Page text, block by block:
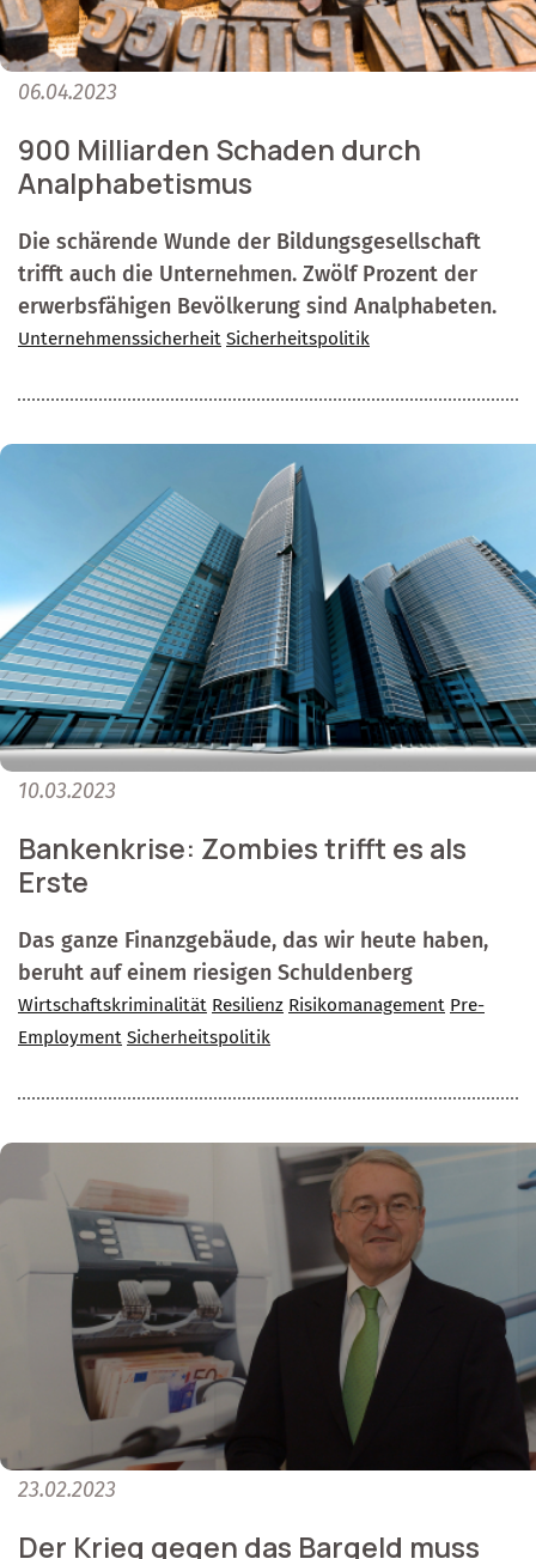
06.04.2023
900 Milliarden Schaden durch
Analphabetismus
Die schärende Wunde der Bildungsgesellschaft
trifft auch die Unternehmen. Zwölf Prozent der
erwerbsfähigen Bevölkerung sind Analphabeten.
Unternehmenssicherheit Sicherheitspolitik
10.03.2023
Bankenkrise: Zombies trifft es als
Erste
Das ganze Finanzgebäude, das wir heute haben,
beruht auf einem riesigen Schuldenberg
Wirtschaftskriminalität Resilienz Risikomanagement Pre-
Employment Sicherheitspolitik
23.02.2023
Der Krieg gegen das Bargeld muss